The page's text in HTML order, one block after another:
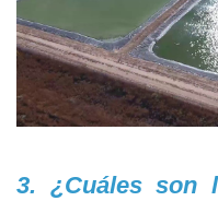
3. ¿Cuáles son